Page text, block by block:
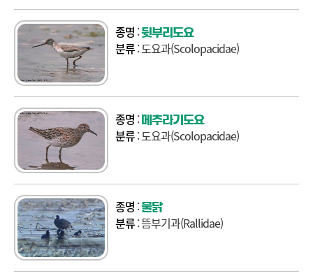
종명 :뒷부리도요
분류: 도요과(Scolopacidae)
종명 : 메추라기도요
분류: 도요과(Scolopacidae)
종명 :물닭
분류: 뜸부기과(Rallidae)